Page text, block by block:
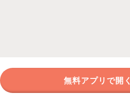
無料アプリで開く